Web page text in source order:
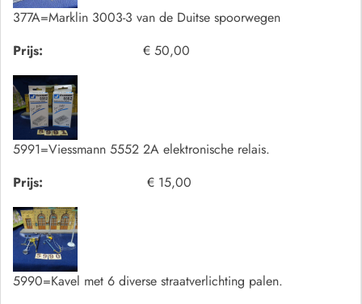
377A=Marklin 3003-3 van de Duitse spoorwegen
Prijs:
€ 50,00
5991=Viessmann 5552 2A elektronische relais.
Prijs:
€ 15,00
5990=Kavel met 6 diverse straatverlichting palen.